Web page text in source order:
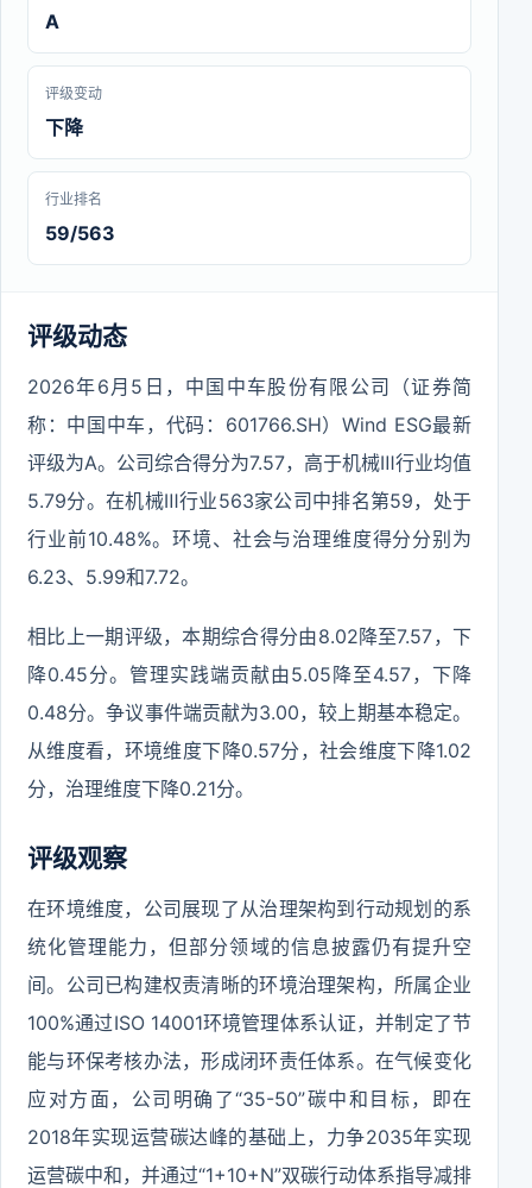
A
评级变动
下降
行业排名
59/563
评级动态
2026年6月5日，中国中车股份有限公司（证券简
称：中国中车，代码：601766.SH）Wind ESG最新
评级为A。公司综合得分为7.57，高于机械Ⅲ行业均值
5.79分。在机械Ⅲ行业563家公司中排名第59，处于
行业前10.48%。环境、社会与治理维度得分分别为
6.23、5.99和7.72。
相比上一期评级，本期综合得分由8.02降至7.57，下
降0.45分。管理实践端贡献由5.05降至4.57，下降
0.48分。争议事件端贡献为3.00，较上期基本稳定。
从维度看，环境维度下降0.57分，社会维度下降1.02
分，治理维度下降0.21分。
评级观察
在环境维度，公司展现了从治理架构到行动规划的系
统化管理能力，但部分领域的信息披露仍有提升空
间。公司已构建权责清晰的环境治理架构，所属企业
100%通过ISO 14001环境管理体系认证，并制定了节
能与环保考核办法，形成闭环责任体系。在气候变化
应对方面，公司明确了“35-50”碳中和目标，即在
2018年实现运营碳达峰的基础上，力争2035年实现
运营碳中和，并通过“1+10+N”双碳行动体系指导减排